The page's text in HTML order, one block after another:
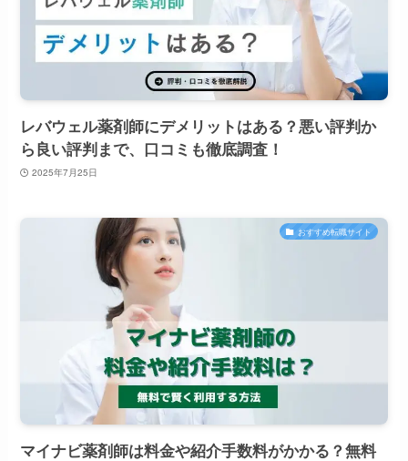
レバウェル薬剤師にデメリットはある？悪い評判か
ら良い評判まで、口コミも徹底調査！
2025年7月25日
おすすめ転職サイト
マイナビ薬剤師は料金や紹介手数料がかかる？無料